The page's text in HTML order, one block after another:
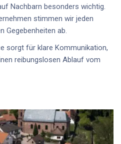
Nachbarn besonders wichtig.
stimmen wir jeden
Gegebenheiten ab.
sorgt für klare Kommunikation,
reibungslosen Ablauf vom